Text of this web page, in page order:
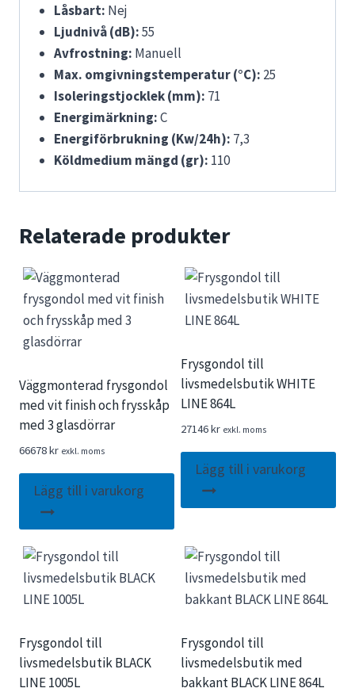
Låsbart: Nej
Ljudnivå (dB):55
Avfrostning: Manuell
Max. omgivningstemperatur (°C): 25
Isoleringstjocklek (mm): 71
Energimärkning:C
Energiförbrukning (Kw/24h): 7,3
Köldmedium mängd (gr): 110
Relaterade produkter
Väggmonterad frysgondol
med vit finish och frysskåp
med 3 glasdörrar
66678kr exkl. moms
Lägg till i varukorg
Frysgondol till
livsmedelsbutik WHITE
LINE 864L
27146kr exkl. moms
Lägg till i varukorg
Frysgondol till
livsmedelsbutik BLACK
LINE 1005L
Frysgondol till
livsmedelsbutik med
bakkant BLACK LINE 864L